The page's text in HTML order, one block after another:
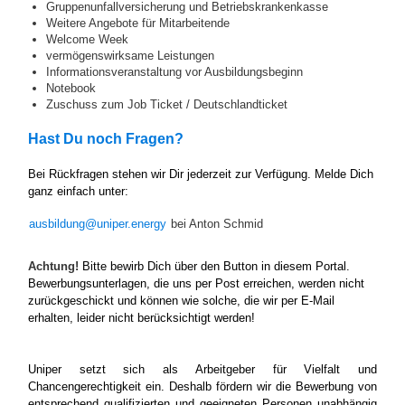
Gruppenunfallversicherung und Betriebskrankenkasse
Weitere Angebote für Mitarbeitende
Welcome Week
vermögenswirksame Leistungen
Informationsveranstaltung vor Ausbildungsbeginn
Notebook
Zuschuss zum Job Ticket / Deutschlandticket
Hast Du noch Fragen?
Bei Rückfragen stehen wir Dir jederzeit zur Verfügung. Melde Dich
ganz einfach unter:
ausbildung@uniper.energy bei Anton Schmid
Achtung! Bitte bewirb Dich über den Button in diesem Portal.
Bewerbungsunterlagen, die uns per Post erreichen, werden nicht
zurückgeschickt und können wie solche, die wir per E-Mail
erhalten, leider nicht berücksichtigt werden!
Uniper setzt sich als Arbeitgeber für Vielfalt und
Chancengerechtigkeit ein. Deshalb fördern wir die Bewerbung von